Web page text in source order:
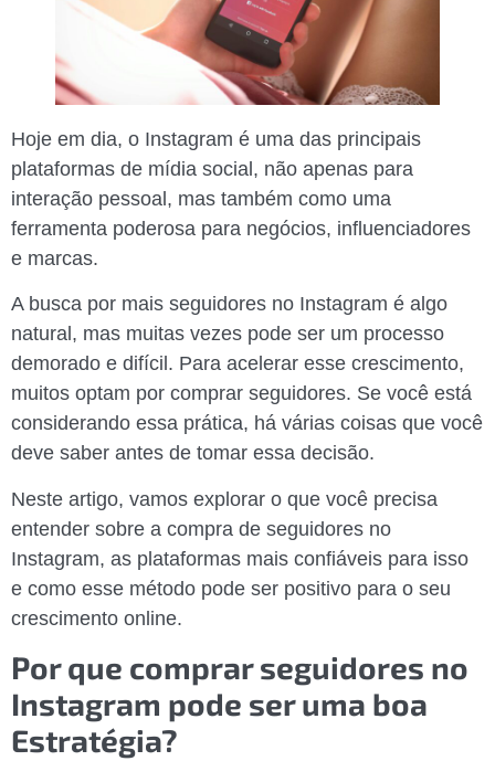
Hoje em dia, o Instagram é uma das principais
plataformas de mídia social, não apenas para
interação pessoal, mas também como uma
ferramenta poderosa para negócios, influenciadores
e marcas.
A busca por mais seguidores no Instagram é algo
natural, mas muitas vezes pode ser um processo
demorado e difícil. Para acelerar esse crescimento,
muitos optam por comprar seguidores. Se você está
considerando essa prática, há várias coisas que você
deve saber antes de tomar essa decisão.
Neste artigo, vamos explorar o que você precisa
entender sobre a compra de seguidores no
Instagram, as plataformas mais confiáveis para isso
e como esse método pode ser positivo para o seu
crescimento online.
Por que comprar seguidores no
Instagram pode ser uma boa
Estratégia?